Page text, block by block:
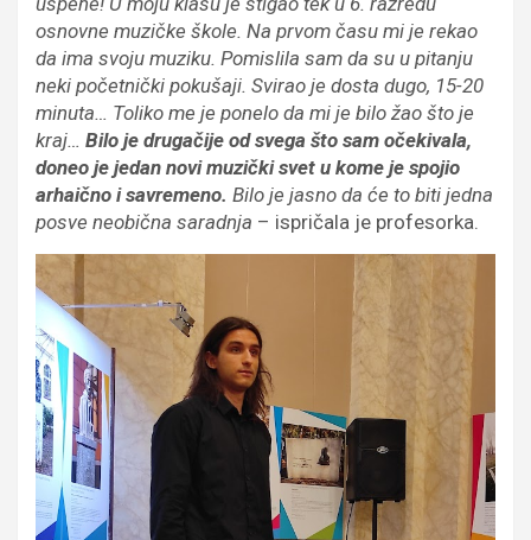
osnovne muzičke škole. Na prvom času mi je rekao
da ima svoju muziku. Pomislila sam da su u pitanju
neki početnički pokušaji. Svirao je dosta dugo, 15-20
minuta… Toliko me je ponelo da mi je bilo žao što je
kraj… Bilo je drugačije od svega što sam očekivala,
doneo je jedan novi muzički svet u kome je spojio
arhaično i savremeno. Bilo je jasno da će to biti jedna
posve neobična saradnja – ispričala je profesorka.